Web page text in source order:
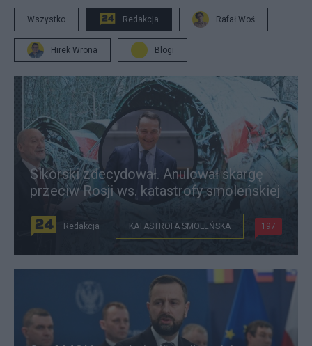
Wszystko Redakcja Rafał Woś
Hirek Wrona Blogi
Sikorski zdecydował. Anulował skargę
przeciw Rosji ws. katastrofy smoleńskiej
Redakcja KATASTROFA SMOLEŃSKA 197